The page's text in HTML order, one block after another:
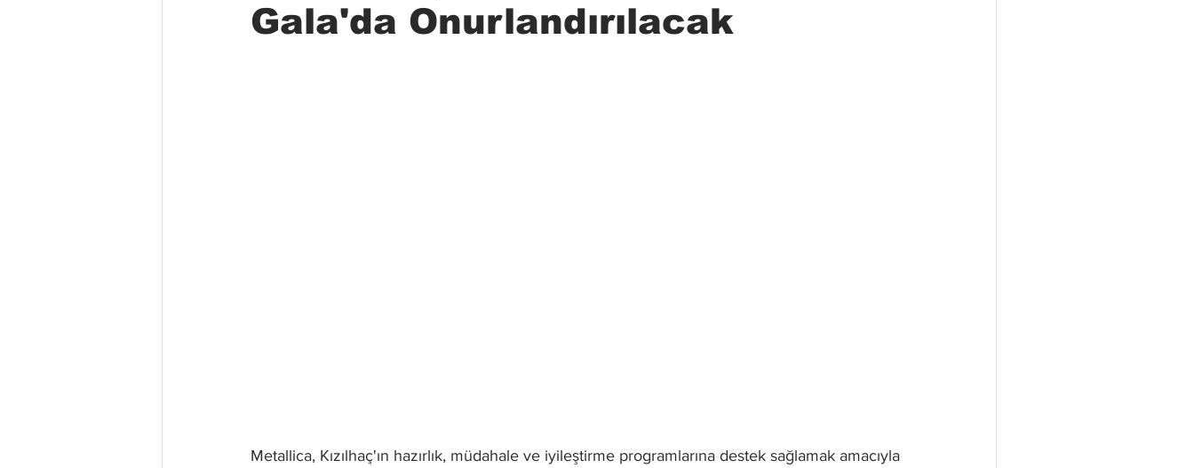
Gala'da Onurlandırılacak
Metallica, Kızılhaç'ın hazırlık, müdahale ve iyileştirme programlarına destek sağlamak amacıyla